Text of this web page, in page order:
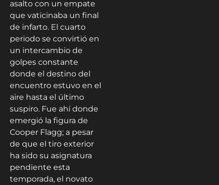
asalto con un empate
que vaticinaba un final
de infarto. El cuarto
periodo se convirtió en
un intercambio de
golpes constante
donde el destino del
encuentro estuvo en el
aire hasta el último
suspiro. Fue ahí donde
emergió la figura de
Cooper Flagg; a pesar
de que el tiro exterior
ha sido su asignatura
pendiente esta
temporada, el novato